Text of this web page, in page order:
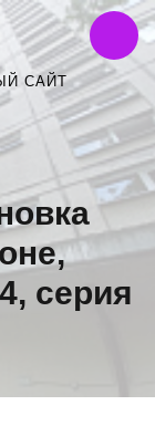
САЙТ
серия